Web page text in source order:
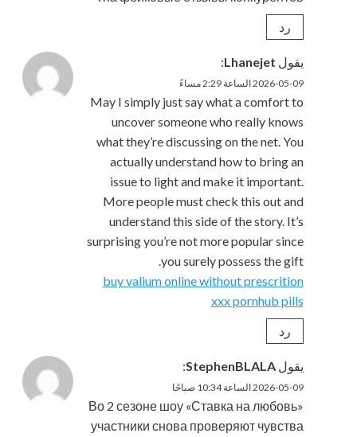
رد
يقول Lhanejet
:
2026-05-09 الساعة 2:29 مساءً
May I simply just say what a comfort to
uncover someone who really knows
what they’re discussing on the net. You
actually understand how to bring an
issue to light and make it important.
More people must check this out and
understand this side of the story. It’s
surprising you’re not more popular since
you surely possess the gift.
buy valium online without prescrition
xxx pornhub pills
رد
يقول StephenBLALA
:
2026-05-09 الساعة 10:34 صباحًا
Во 2 сезоне шоу «Ставка на любовь»
участники снова проверяют чувства